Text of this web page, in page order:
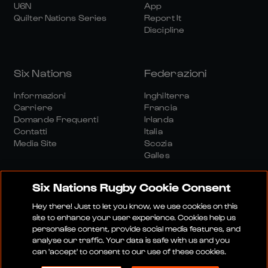
U6N
Quilter Nations Series
App
Report It
Discipline
Six Nations
Informazioni
Carriere
Domande Frequenti
Contatti
Media Site
Federazioni
Inghilterra
Francia
Irlanda
Italia
Scozia
Galles
Sito Media Termini E Condizioni
Politica Sulla RiservatezzaInformativa Sui Cookie
Politica Sociale E Digitale
Six Nations Rugby Cookie Consent
Hey there! Just to let you know, we use cookies on this
site to enhance your user experience. Cookies help us
personalise content, provide social media features, and
analyse our traffic. Your data is safe with us and you
can 'accept' to consent to our use of these cookies.